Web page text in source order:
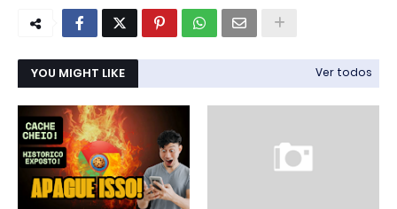
YOU MIGHT LIKE Ver todos